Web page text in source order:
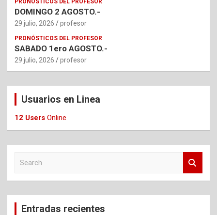
DOMINGO 2 AGOSTO.-
29 julio, 2026 profesor
PRONÓSTICOS DEL PROFESOR
SABADO 1ero AGOSTO.-
29 julio, 2026 profesor
Usuarios en Linea
12 Users Online
c
Entradas recientes